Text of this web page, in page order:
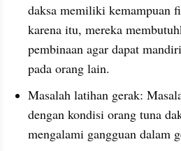
daksa memiliki kemampuan
karena itu, mereka
pembinaan agar dapat
pada orang lain.
Masalah latihan gerak:
dengan kondisi orang tuna
mengalami gangguan dalam